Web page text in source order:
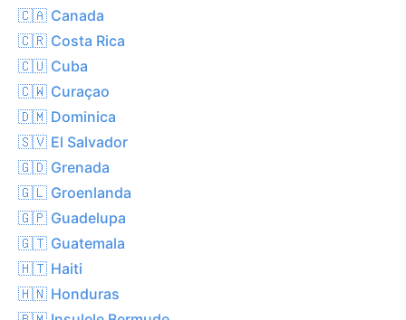
🇨🇦 Canada
🇨🇷 Costa Rica
🇨🇺 Cuba
🇨🇼 Curaçao
🇩🇲 Dominica
🇸🇻 El Salvador
🇬🇩 Grenada
🇬🇱 Groenlanda
🇬🇵 Guadelupa
🇬🇹 Guatemala
🇭🇹 Haiti
🇭🇳 Honduras